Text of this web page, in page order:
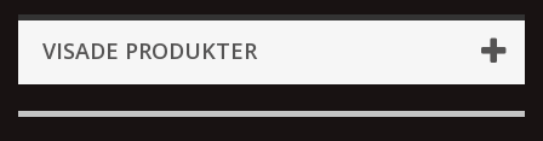
VISADE PRODUKTER